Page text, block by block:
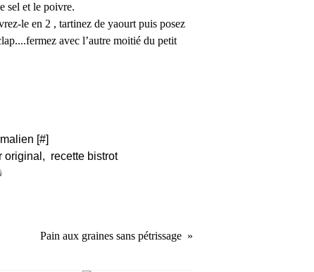
sel et le poivre.
le en 2 , tartinez de yaourt puis posez
avec l’autre moitié du petit
[#]
original , recette bistrot
Pain aux graines sans pétrissage